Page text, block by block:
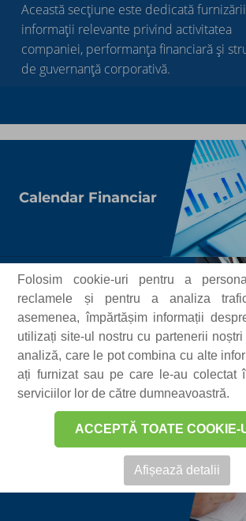
Folosim cookie-uri pentru a
reclamele și pentru a analiza
asemenea, împărtășim informații
utilizați site-ul nostru cu partenerii
analiză, care le pot combina cu alte
ați furnizat sau pe care le-au colectat
serviciilor lor de către dumneavoastră.
ACCEPTĂ TOATE COOKIE-
Afișează detalii
Această secțiune este dedicată
informații relevante privind activitatea
companiei, performanța financiară și
de guvernanță corporativă.
Calendar Financiar
Adunări Generale ale
Acționarilor
Rezultate financiare